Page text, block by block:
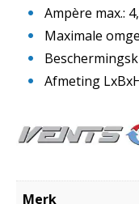
Ampère max.:
Maximale
Afmeting
Merk